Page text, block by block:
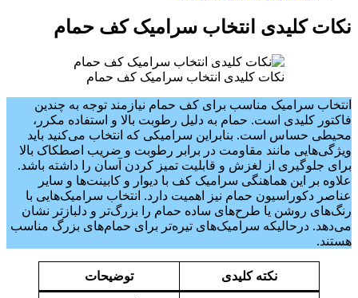
نکات کلیدی انتخاب سرامیک کف حمام
نکات کلیدی انتخاب سرامیک کف حمام
انتخاب سرامیک مناسب برای کف حمام نیازمند توجه به چندین
فاکتور کلیدی است. حمام به دلیل رطوبت بالا و استفاده مکرر،
محیطی حساس است. بنابراین سرامیکی که انتخاب می‌کنید باید
ویژگی‌هایی مانند مقاومت در برابر رطوبت و ضریب اصطکاک بالا
برای جلوگیری از لغزش و قابلیت تمیز کردن آسان را داشته باشد.
علاوه بر این هماهنگی سرامیک کف با دیوار و کابینت‌ها و سایر
عناصر دکوراسیون حمام نیز اهمیت دارد. انتخاب سرامیک‌هایی با
رنگ‌های روشن یا طرح‌های ساده حمام را بزرگ‌تر و دلبازتر نشان
می‌دهد. درحالیکه سرامیک‌های تیره‌تر برای حمام‌های بزرگ مناسب
هستند.
نکته کلیدی توضیحات